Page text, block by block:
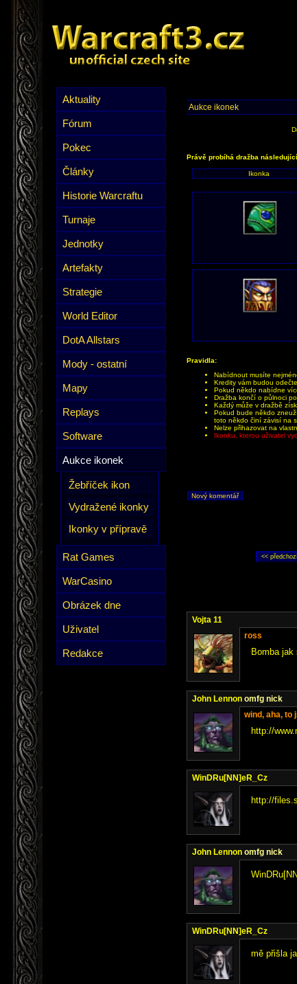
Aktuality
Fórum
Pokec
Články
Historie Warcraftu
Turnaje
Jednotky
Artefakty
Strategie
World Editor
DotA Allstars
Mody - ostatní
Mapy
Replays
Software
Aukce ikonek
Žebříček ikon
Vydražené ikonky
Ikonky v přípravě
Rat Games
WarCasino
Obrázek dne
Uživatel
Redakce
Aukce ikonek
Právě probíhá dražba
Ikonka
Pravidla:
Nabídnout musíte
Kredity vám budou
Pokud někdo nabídne
Dražba končí o půlnoci
Každý může v dražbě
Pokud bude někdo
toto někdo činí závisí na
Nelze přihazovat na
Ikonku, kterou uživatel
Nový komentář
Vojta 11
ross
Bomba
John Lennon omfg nick
wind, aha, to
http://
WinDRu[NN]eR_Cz
http://
John Lennon omfg nick
WinDRu[NN]eR_Cz
mě přišla